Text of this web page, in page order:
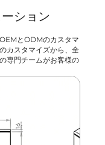
ション
とODMのカスタマ
カスタマイズから、全
専門チームがお客様の